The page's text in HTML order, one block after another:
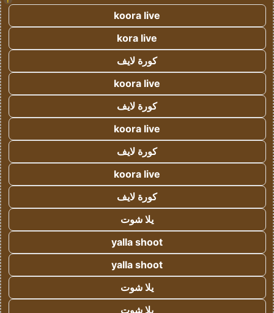
koora live
kora live
كورة لايف
koora live
كورة لايف
koora live
كورة لايف
koora live
كورة لايف
يلا شوت
yalla shoot
yalla shoot
يلا شوت
يلا شوت